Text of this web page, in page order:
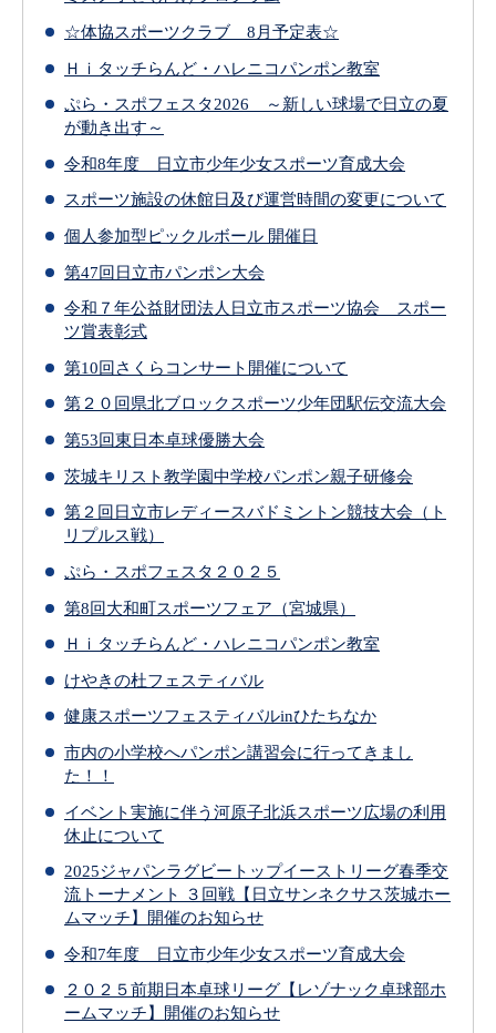
☆体協スポーツクラブ 8月予定表☆
Ｈｉタッチらんど・ハレニコパンポン教室
ぷら・スポフェスタ2026 ～新しい球場で日立の夏
が動き出す～
令和8年度 日立市少年少女スポーツ育成大会
スポーツ施設の休館日及び運営時間の変更について
個人参加型ピックルボール 開催日
第47回日立市パンポン大会
令和７年公益財団法人日立市スポーツ協会 スポー
ツ賞表彰式
第10回さくらコンサート開催について
第２０回県北ブロックスポーツ少年団駅伝交流大会
第53回東日本卓球優勝大会
茨城キリスト教学園中学校パンポン親子研修会
第２回日立市レディースバドミントン競技大会（ト
リプルス戦）
ぷら・スポフェスタ２０２５
第8回大和町スポーツフェア（宮城県）
Ｈｉタッチらんど・ハレニコパンポン教室
けやきの杜フェスティバル
健康スポーツフェスティバルinひたちなか
市内の小学校へパンポン講習会に行ってきまし
た！！
イベント実施に伴う河原子北浜スポーツ広場の利用
休止について
2025ジャパンラグビートップイーストリーグ春季交
流トーナメント ３回戦【日立サンネクサス茨城ホー
ムマッチ】開催のお知らせ
令和7年度 日立市少年少女スポーツ育成大会
２０２５前期日本卓球リーグ【レゾナック卓球部ホ
ームマッチ】開催のお知らせ